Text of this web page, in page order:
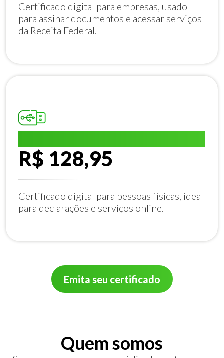
Certificado digital para empresas, usado
para assinar documentos e acessar serviços
da Receita Federal.
R$ 128,95
Certificado digital para pessoas físicas, ideal
para declarações e serviços online.
Emita seu certificado
Quem somos